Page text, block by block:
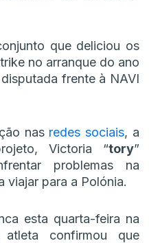
que deliciou os
no arranque do ano
frente à NAVI
nas redes sociais, a
Victoria “tory”
problemas na
viajar para a Polónia.
esta quarta-feira na
confirmou que